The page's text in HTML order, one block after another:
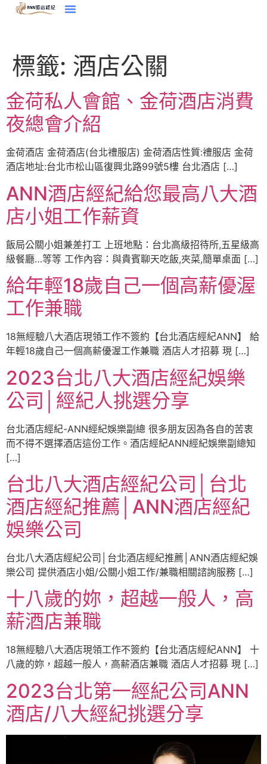
標籤: 酒店公關
金荷私人會館、金荷酒店消費
夜總會介紹
金荷酒店 金荷酒店(台北禮服店) 金荷酒店性質:禮服店 金荷
酒店地址:台北市松山區復興北路99號5樓 台北酒店 […]
ANN酒店經紀給您最高八大酒
店小姐工作薪資
飯局公關小姐兼差打工 上班地點：台北高級招待所,五星級高
級餐廳…等等 工作內容：與貴賓聊天吃飯,夾菜,簡單桌面 […]
給年輕18歲自己一個高薪優渥
工作兼職
18無經驗八大酒店現領工作不簽約【台北酒店經紀ANN】 給
年輕18歲自己一個高薪優渥工作兼職 酒店人才招募 現 […]
2023台北八大酒店經紀娛樂
公司│經紀人挑選分享
台北酒店經紀-ANN經紀娛樂副總 很多朋友因為各自的苦衷
而不得不選擇酒店這份工作。酒店經紀ANN經紀娛樂副總知
[…]
台北八大酒店經紀公司│台北
酒店經紀推薦│ANN酒店經紀
娛樂公司
台北八大酒店經紀公司│台北酒店經紀推薦│ANN酒店經紀娛
樂公司 提供酒店小姐/公關小姐工作/兼職相關諮詢服務 […]
十八歲的妳，超越一般人，高
薪酒店兼職
18無經驗八大酒店現領工作不簽約【台北酒店經紀ANN】 十
八歲的妳，超越一般人，高薪酒店兼職 酒店人才招募 現 […]
2023台北第一經紀公司ANN
酒店/八大經紀挑選分享